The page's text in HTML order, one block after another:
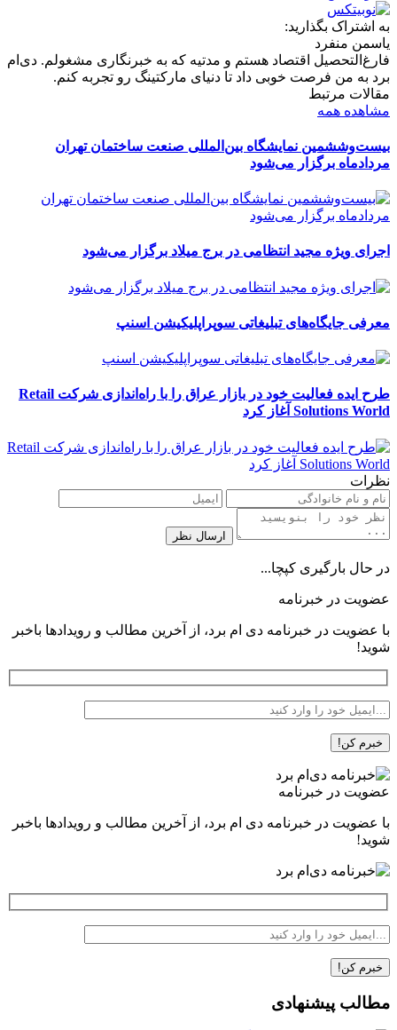
به اشتراک بگذارید:
یاسمن منفرد
فارغ‌التحصیل اقتصاد هستم و مدتیه که به خبرنگاری مشغولم. دی‌ام
برد به من فرصت خوبی داد تا دنیای مارکتینگ رو تجربه کنم.
مقالات مرتبط
مشاهده همه
بیست‌وششمین نمایشگاه بین‌المللی صنعت ساختمان تهران
مردادماه برگزار می‌شود
اجرای ویژه مجید انتظامی در برج میلاد برگزار می‌شود
معرفی جایگاه‌های تبلیغاتی سوپراپلیکیشن اسنپ
طرح ایده فعالیت خود در بازار عراق را با راه‌اندازی شرکت Retail
Solutions World آغاز کرد
نظرات
در حال بارگیری کپچا...
عضویت در خبرنامه
با عضویت در خبرنامه دی ام برد، از آخرین مطالب و رویدادها باخبر
شوید!
عضویت در خبرنامه
با عضویت در خبرنامه دی ام برد، از آخرین مطالب و رویدادها باخبر
شوید!
مطالب پیشنهادی